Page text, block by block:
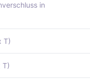
in
T)
T)